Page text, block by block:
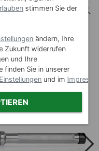
stimmen Sie der
ändern, Ihre
Zukunft widerrufen
und Ihre
Sie in unserer
und im